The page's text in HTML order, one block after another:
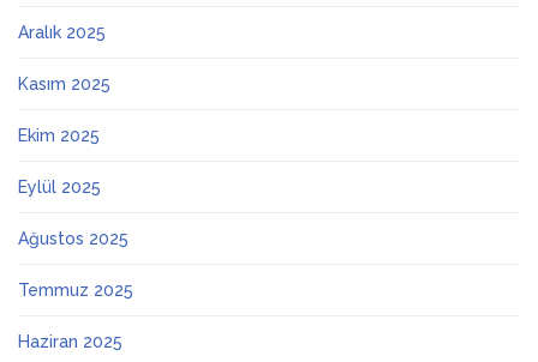
Aralık 2025
Kasım 2025
Ekim 2025
Eylül 2025
Ağustos 2025
Temmuz 2025
Haziran 2025